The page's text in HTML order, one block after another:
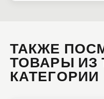
ТАКЖЕ
ТОВАРЫ ИЗ
КАТЕГОРИИ